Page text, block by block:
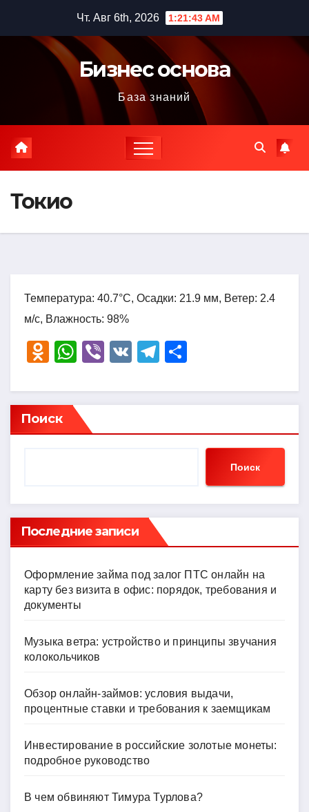
содержимому
Чт. Авг 6th, 2026 1:21:44 AM
Бизнес основа
База знаний
Токио
Температура: 40.7°C, Осадки: 21.9 мм, Ветер: 2.4
м/с, Влажность: 98%
O
n
o
kl
ni
ki
W
at
s
A
Vi
er
V
T
e
a
р
в
ть
Поиск
Поиск
Последние записи
Оформление займа под залог ПТС онлайн на
карту без визита в офис: порядок, требования и
документы
Музыка ветра: устройство и принципы звучания
колокольчиков
Обзор онлайн-займов: условия выдачи,
процентные ставки и требования к заемщикам
Инвестирование в российские золотые монеты:
подробное руководство
В чем обвиняют Тимура Турлова?